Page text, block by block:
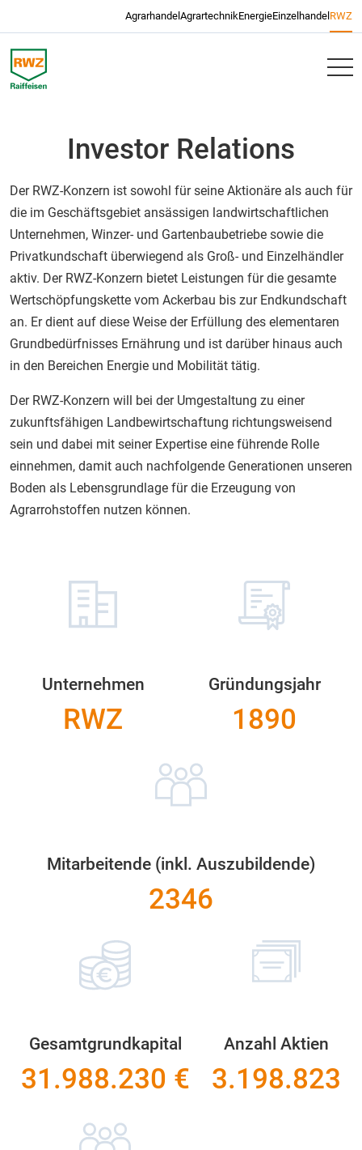
Navigation überspringen
RWZ
Agrarhandel AgrartechnikEnergieEinzelhandel RWZ
Investor Relations
Der RWZ-Konzern ist sowohl für seine Aktionäre als auch für
die im Geschäftsgebiet ansässigen landwirtschaftlichen
Unternehmen, Winzer- und Gartenbaubetriebe sowie die
Privatkundschaft überwiegend als Groß- und Einzelhändler
aktiv. Der RWZ-Konzern bietet Leistungen für die gesamte
Wertschöpfungskette vom Ackerbau bis zur Endkundschaft
an. Er dient auf diese Weise der Erfüllung des elementaren
Grundbedürfnisses Ernährung und ist darüber hinaus auch
in den Bereichen Energie und Mobilität tätig.
Der RWZ-Konzern will bei der Umgestaltung zu einer
zukunftsfähigen Landbewirtschaftung richtungsweisend
sein und dabei mit seiner Expertise eine führende Rolle
einnehmen, damit auch nachfolgende Generationen unseren
Boden als Lebensgrundlage für die Erzeugung von
Agrarrohstoffen nutzen können.
Unternehmen
RWZ
Gründungsjahr
1890
Mitarbeitende (inkl. Auszubildende)
2346
Gesamtgrundkapital
31.988.230 €
Anzahl Aktien
3.198.823